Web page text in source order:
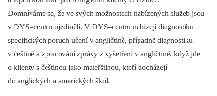
Domníváme se, že ve svých možnostech nabízených služeb jsou
v DYS–centru ojedinělí. V DYS–centru nabízejí diagnostiku
specifických poruch učení v angličtině, případně diagnostiku
v češtině a zpracování zprávy z vyšetření v angličtině, když jde
o klienty s češtinou jako mateřštinou, kteří docházejí
do anglických a amerických škol.